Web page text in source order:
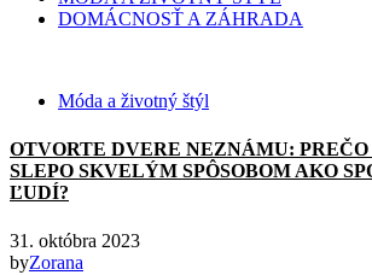
DOMÁCNOSŤ A ZÁHRADA
Móda a životný štýl
OTVORTE DVERE NEZNÁMU:
SLEPO SKVELÝM SPÔSOBOM AKO
ĽUDÍ?
31. októbra 2023
byZorana